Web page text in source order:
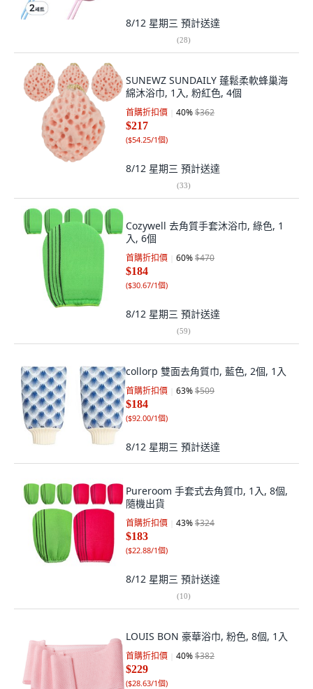
8/12 星期三 預計送達
(28)
SUNEWZ SUNDAILY 蓬鬆柔軟蜂巢海
綿沐浴巾, 1入, 粉紅色, 4個
首購折扣價 40%$362
$217
($54.25/1個)
8/12 星期三 預計送達
(33)
Cozywell 去角質手套沐浴巾, 綠色, 1
入, 6個
首購折扣價 60%$470
$184
($30.67/1個)
8/12 星期三 預計送達
(59)
collorp 雙面去角質巾, 藍色, 2個, 1入
首購折扣價 63%$509
$184
($92.00/1個)
8/12 星期三 預計送達
Pureroom 手套式去角質巾, 1入, 8個,
隨機出貨
首購折扣價 43%$324
$183
($22.88/1個)
8/12 星期三 預計送達
(10)
LOUIS BON 豪華浴巾, 粉色, 8個, 1入
首購折扣價 40%$382
$229
($28.63/1個)